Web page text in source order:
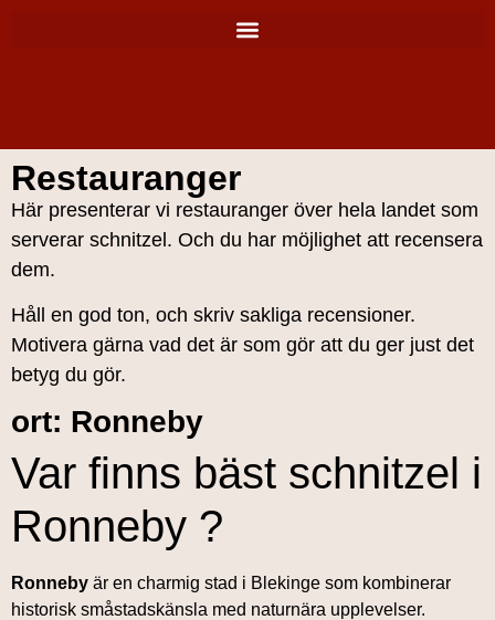
Restauranger
Här presenterar vi restauranger över hela landet som
serverar schnitzel. Och du har möjlighet att recensera
dem.
Håll en god ton, och skriv sakliga recensioner.
Motivera gärna vad det är som gör att du ger just det
betyg du gör.
ort: Ronneby
Var finns bäst schnitzel i
Ronneby ?
Ronneby är en charmig stad i Blekinge som kombinerar
historisk småstadskänsla med naturnära upplevelser.